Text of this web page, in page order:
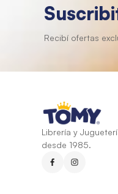
Librería y
desde 1985.